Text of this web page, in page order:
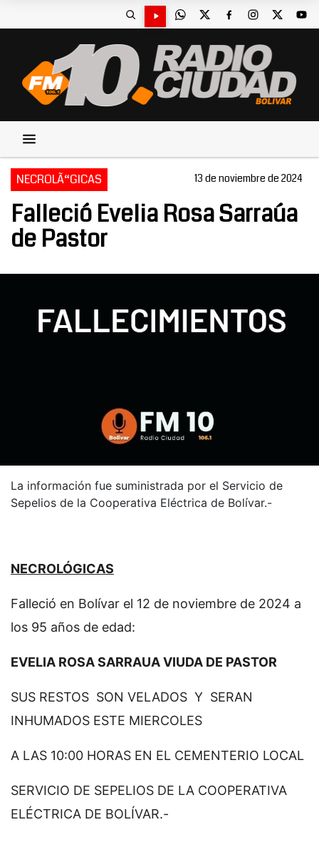
NECROLÃ“GICAS 13 de noviembre de 2024
Falleció Evelia Rosa Sarraúa
de Pastor
La información fue suministrada por el Servicio de
Sepelios de la Cooperativa Eléctrica de Bolívar.-
NECROLÓGICAS
Falleció en Bolívar el 12 de noviembre de 2024 a
los 95 años de edad:
EVELIA ROSA SARRAUA VIUDA DE PASTOR
SUS RESTOS SON VELADOS Y SERAN
INHUMADOS ESTE MIERCOLES
A LAS 10:00 HORAS EN EL CEMENTERIO LOCAL
SERVICIO DE SEPELIOS DE LA COOPERATIVA
ELÉCTRICA DE BOLÍVAR.-